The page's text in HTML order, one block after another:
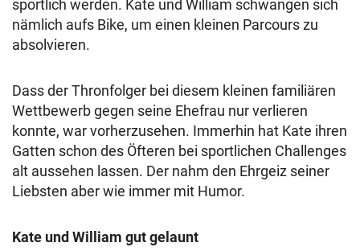
sportlich werden. Kate und William schwangen sich
nämlich aufs Bike, um einen kleinen Parcours zu
absolvieren.
Dass der Thronfolger bei diesem kleinen familiären
Wettbewerb gegen seine Ehefrau nur verlieren
konnte, war vorherzusehen. Immerhin hat Kate ihren
Gatten schon des Öfteren bei sportlichen Challenges
alt aussehen lassen. Der nahm den Ehrgeiz seiner
Liebsten aber wie immer mit Humor.
Kate und William gut gelaunt